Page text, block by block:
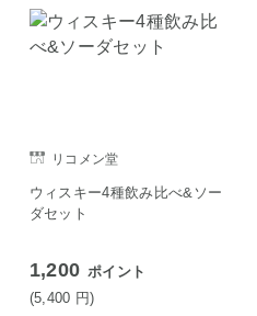
リコメン堂
ウィスキー4種飲み比べ&ソー
ダセット
1,200 ポイント
(5,400 円)